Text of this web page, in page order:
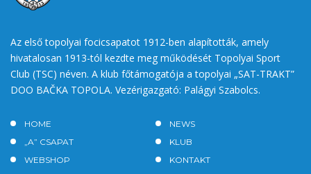
Az első topolyai focicsapatot 1912-ben alapították, amely
hivatalosan 1913-tól kezdte meg működését Topolyai Sport
Club (TSC) néven. A klub főtámogatója a topolyai „SAT-TRAKT”
DOO BAČKA TOPOLA. Vezérigazgató: Palágyi Szabolcs.
HOME
NEWS
„A” CSAPAT
KLUB
WEBSHOP
KONTAKT